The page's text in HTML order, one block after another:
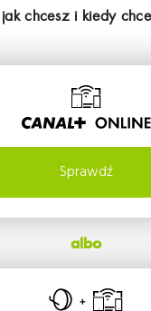
jak chcesz i kiedy
Sprawdź
albo